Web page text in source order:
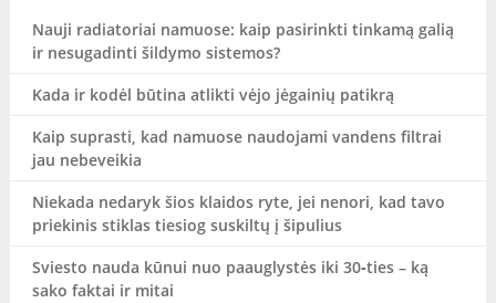
Nauji radiatoriai namuose: kaip pasirinkti tinkamą galią
ir nesugadinti šildymo sistemos?
Kada ir kodėl būtina atlikti vėjo jėgainių patikrą
Kaip suprasti, kad namuose naudojami vandens filtrai
jau nebeveikia
Niekada nedaryk šios klaidos ryte, jei nenori, kad tavo
priekinis stiklas tiesiog suskiltų į šipulius
Sviesto nauda kūnui nuo paauglystės iki 30‑ties – ką
sako faktai ir mitai